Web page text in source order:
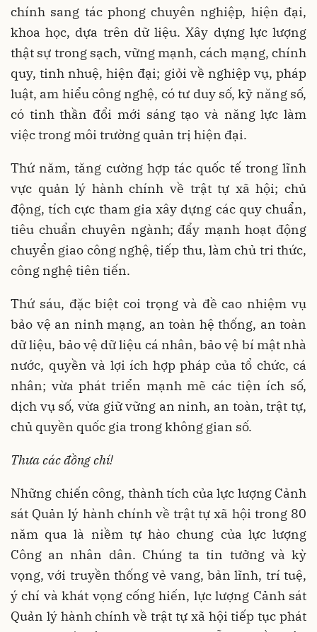
chính sang tác phong chuyên nghiệp, hiện đại,
khoa học, dựa trên dữ liệu. Xây dựng lực lượng
thật sự trong sạch, vững mạnh, cách mạng, chính
quy, tinh nhuệ, hiện đại; giỏi về nghiệp vụ, pháp
luật, am hiểu công nghệ, có tư duy số, kỹ năng số,
có tinh thần đổi mới sáng tạo và năng lực làm
việc trong môi trường quản trị hiện đại.
Thứ năm, tăng cường hợp tác quốc tế trong lĩnh
vực quản lý hành chính về trật tự xã hội; chủ
động, tích cực tham gia xây dựng các quy chuẩn,
tiêu chuẩn chuyên ngành; đẩy mạnh hoạt động
chuyển giao công nghệ, tiếp thu, làm chủ tri thức,
công nghệ tiên tiến.
Thứ sáu, đặc biệt coi trọng và đề cao nhiệm vụ
bảo vệ an ninh mạng, an toàn hệ thống, an toàn
dữ liệu, bảo vệ dữ liệu cá nhân, bảo vệ bí mật nhà
nước, quyền và lợi ích hợp pháp của tổ chức, cá
nhân; vừa phát triển mạnh mẽ các tiện ích số,
dịch vụ số, vừa giữ vững an ninh, an toàn, trật tự,
chủ quyền quốc gia trong không gian số.
Thưa các đồng chí!
Những chiến công, thành tích của lực lượng Cảnh
sát Quản lý hành chính về trật tự xã hội trong 80
năm qua là niềm tự hào chung của lực lượng
Công an nhân dân. Chúng ta tin tưởng và kỳ
vọng, với truyền thống vẻ vang, bản lĩnh, trí tuệ,
ý chí và khát vọng cống hiến, lực lượng Cảnh sát
Quản lý hành chính về trật tự xã hội tiếp tục phát